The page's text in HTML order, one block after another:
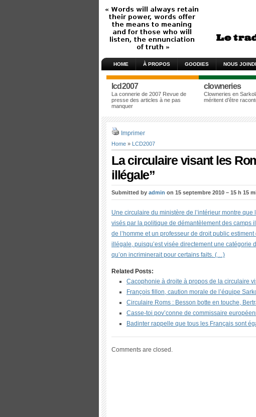
HOME À PROPOS GOODIES NOUS
lcd2007
La connerie de 2007 Revue de
presse des articles à ne pas
manquer
clowneries
Clowneries en
méritent d’être
Imprimer
Home » LCD2007
La circulaire visant les
illégale”
Submitted by admin on 15 septembre 2010 – 15 h 15
Une circulaire du ministère de l’intérieur montre
visés par la politique de démantèlement des camps
de l’homme et un professeur de droit public
illégale, puisqu’est visée directement une
qu’on incriminerait pour certains faits. (…)
Related Posts:
Cacophonie à droite à propos de la circulaire
François fillon, caution morale de l’équipe
Circulaire Roms : Besson botte en touche,
Casse-toi pov’conne de commissaire
Badinter rappelle que tous les Français sont
Comments are closed.